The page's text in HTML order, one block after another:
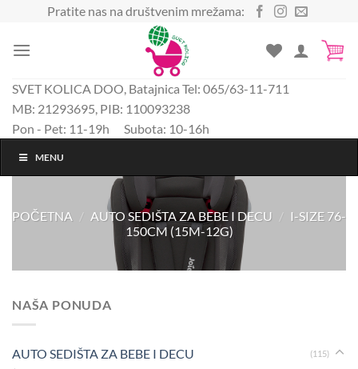
sadržaj
Pratite nas na društvenim mrežama:
SVET KOLICA DOO, Batajnica Tel: 065/63-11-711
MB: 21293695, PIB: 110093238
Pon - Pet: 11-19h Subota: 10-16h
MENU
POČETNA / AUTO SEDIŠTA ZA BEBE I DECU / I-SIZE 76-
150CM (15M-12G)
NAŠA PONUDA
AUTO SEDIŠTA ZA BEBE I DECU (115)